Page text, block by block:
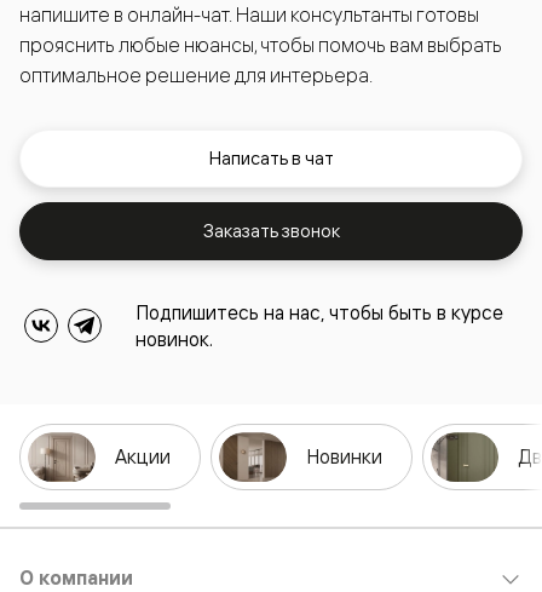
напишите в онлайн-чат. Наши консультанты готовы
прояснить любые нюансы, чтобы помочь вам выбрать
оптимальное решение для интерьера.
Написать в чат
Заказать звонок
Подпишитесь на нас, чтобы быть в курсе
новинок.
Акции Новинки
О компании